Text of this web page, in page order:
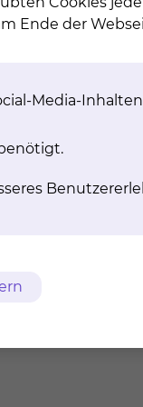
Druck
Ende der
Media-